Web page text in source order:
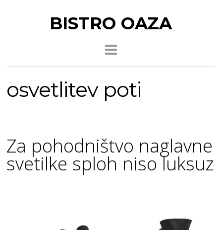
BISTRO OAZA
osvetlitev poti
Za pohodništvo naglavne
svetilke sploh niso luksuz